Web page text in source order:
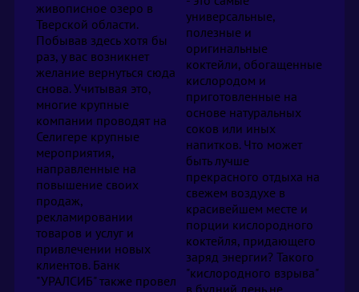
живописное озеро в
Тверской области.
Побывав здесь хотя бы
раз, у вас возникнет
желание вернуться сюда
снова. Учитывая это,
многие крупные
компании проводят на
Селигере крупные
мероприятия,
направленные на
повышение своих
продаж,
рекламировании
товаров и услуг и
привлечении новых
клиентов. Банк
"УРАЛСИБ" также провел
универсальные,
полезные и
оригинальные
коктейли, обогащенные
кислородом и
приготовленные на
основе натуральных
соков или иных
напитков. Что может
быть лучше
прекрасного отдыха на
свежем воздухе в
красивейшем месте и
порции кислородного
коктейля, придающего
заряд энергии? Такого
"кислородного взрыва"